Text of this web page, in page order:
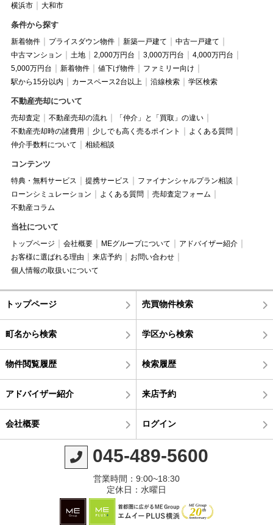
横浜市 大和市
条件から探す
新着物件 プライスダウン物件 新築一戸建て
中古一戸建て
中古マンション
土地 2,000万円台 3,000万円台
4,000万円台
5,000万円台
新着物件 値下げ物件
ファミリー向け
駅から15分以内
カースペース2台以上 沿線検索 学区検索
不動産売却について
売却査定 不動産売却の流れ
「仲介」と「買取」の違い
不動産売却時の諸費用
少しでも高く売るポイント
よくある質問
仲介手数料について
相続相談
コンテンツ
特典・無料サービス 提携サービス
ファイナンシャルプラン相談
ローンシミュレーション
よくある質問
売却査定フォーム
不動産コラム
当社について
トップページ 会社概要 MEグループについて
アドバイザー紹介
お客様に選ばれる理由
来店予約
お問い合わせ
個人情報の取扱いについて
トップページ 売買物件検索
町名から検索 学区から検索
物件閲覧履歴 検索履歴
アドバイザー紹介 来店予約
会社概要 ログイン
045-489-5600
営業時間：9:00~18:30
定休日：水曜日